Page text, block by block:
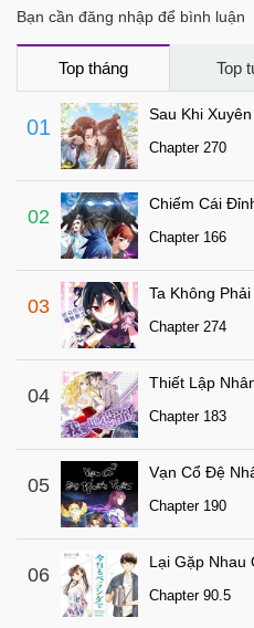
Chapter 32
Chapter 31
Chapter 30
Chapter 29
Chapter 28
Chapter 27
Chapter 26
Chapter 25
Chapter 24
Chapter 23
Chapter 22
Chapter 21
Chapter 20
Chapter 19
Chapter 18
Chapter 17
Bạn cần đăng nhập để bình luận
Top tháng Top
01
Chapter 270
02
Chiếm Cái
Chapter 166
03
Ta Không
Chapter 274
04
Thiết Lập
Chapter 183
05
Vạn Cổ Đệ
Chapter 190
06
Lại Gặp Nhau
Chapter 90.5